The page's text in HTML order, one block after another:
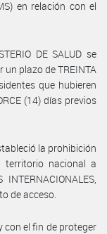
en relación con el
DE SALUD se
plazo de TREINTA
que hubieren
(14) días previos
la prohibición
territorio nacional a
de acceso.
con el fin de proteger